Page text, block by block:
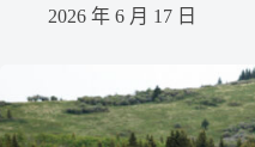
2026 年 6 月 17 日